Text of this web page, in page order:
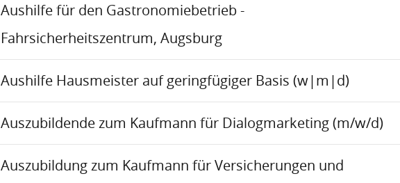
Aushilfe für den Gastronomiebetrieb -
Fahrsicherheitszentrum, Augsburg
Aushilfe Hausmeister auf geringfügiger Basis (w|m|d)
Auszubildende zum Kaufmann für Dialogmarketing (m/w/d)
Auszubildung zum Kaufmann für Versicherungen und